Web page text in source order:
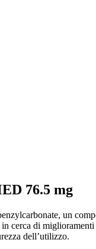
76.5 mg
un
di
dell’utilizzo.